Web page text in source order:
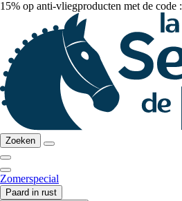
15% op anti-vliegproducten met de code :
Zoeken
Zomerspecial
Paard in rust